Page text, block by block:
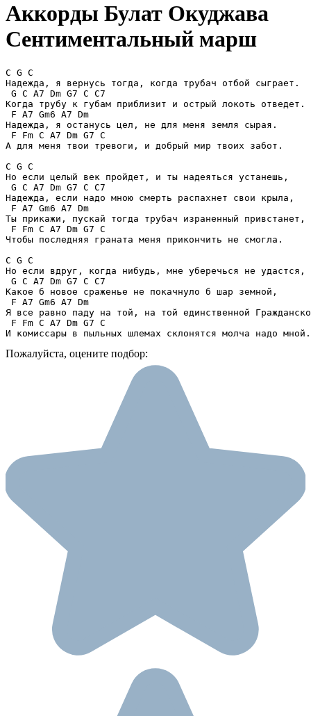
Аккорды Булат Окуджава
Сентиментальный марш
C G C
Надежда, я вернусь тогда, когда трубач отбой сыграет.
G C A7 Dm G7 C C7
Когда трубу к губам приблизит и острый локоть отведет.
F A7 Gm6 A7 Dm
Надежда, я останусь цел, не для меня земля сырая.
F Fm C A7 Dm G7 C
А для меня твои тревоги, и добрый мир твоих забот.
C G C
Но если целый век пройдет, и ты надеяться устанешь,
G C A7 Dm G7 C C7
Надежда, если надо мною смерть распахнет свои крыла,
F A7 Gm6 A7 Dm
Ты прикажи, пускай тогда трубач израненный привстанет,
F Fm C A7 Dm G7 C
Чтобы последняя граната меня прикончить не смогла.
C G C
Но если вдруг, когда нибудь, мне уберечься не удастся,
G C A7 Dm G7 C C7
Какое б новое сраженье не покачнуло б шар земной,
F A7 Gm6 A7 Dm
Я все равно паду на той, на той единственной
F Fm C A7 Dm G7 C
И комиссары в пыльных шлемах склонятся молча надо мной.
Пожалуйста, оцените подбор: